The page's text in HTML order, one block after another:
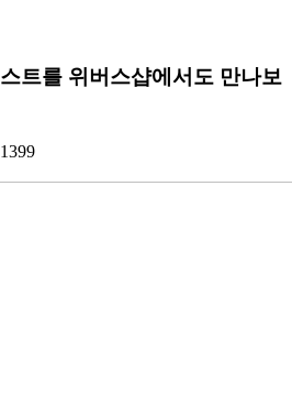
트를 위버스샵에서도 만나보
1399